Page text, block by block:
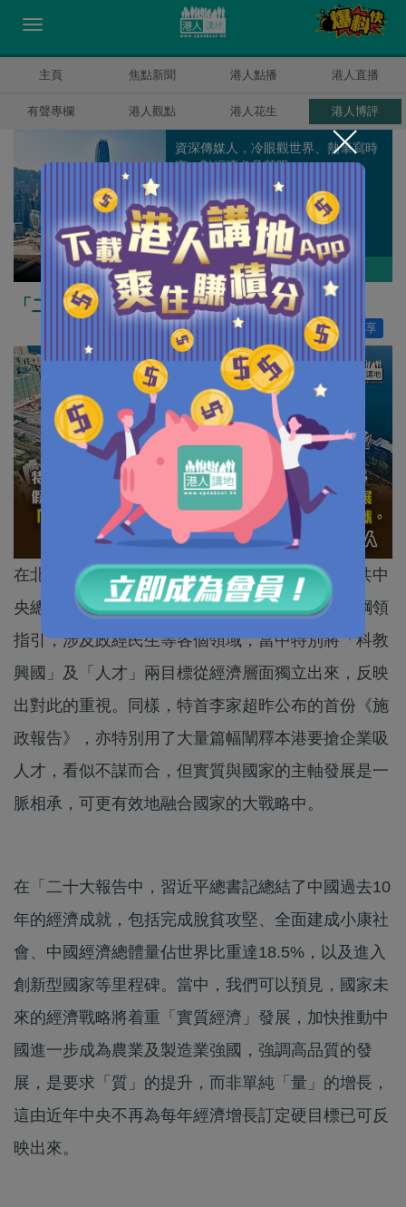
主頁 焦點新聞 港人點播 港人直播
有聲專欄 港人觀點 港人花生 港人博評
錢一帆
資深傳媒人，冷眼觀世界、熱筆寫時
事，對經濟尤具慧眼。
作者其他博評
「二十大」高舉科技興國 香港一脈相承配合
分享
51
在北京舉行的中共「二十大」會議已屆尾聲，中共中
央總書記習近平就治國理念及路向提出了明確的綱領
指引，涉及政經民生等各個領域，當中特別將「科教
興國」及「人才」兩目標從經濟層面獨立出來，反映
出對此的重視。同樣，特首李家超昨公布的首份《施
政報告》，亦特別用了大量篇幅闡釋本港要搶企業吸
人才，看似不謀而合，但實質與國家的主軸發展是一
脈相承，可更有效地融合國家的大戰略中。
在「二十大報告中，習近平總書記總結了中國過去10
年的經濟成就，包括完成脫貧攻堅、全面建成小康社
會、中國經濟總體量佔世界比重達18.5%，以及進入
創新型國家等里程碑。當中，我們可以預見，國家未
來的經濟戰略將着重「實質經濟」發展，加快推動中
國進一步成為農業及製造業強國，強調高品質的發
展，是要求「質」的提升，而非單純「量」的增長，
這由近年中央不再為每年經濟增長訂定硬目標已可反
映出來。